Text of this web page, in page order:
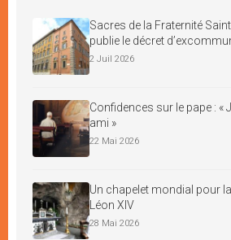
Sacres de la Fraternité
publie le décret
2 Juil 2026
Confidences sur le pape : «
ami »
22 Mai 2026
Un chapelet mondial pour
Léon XIV
28 Mai 2026